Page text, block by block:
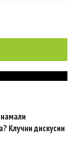
Клучни дискусии